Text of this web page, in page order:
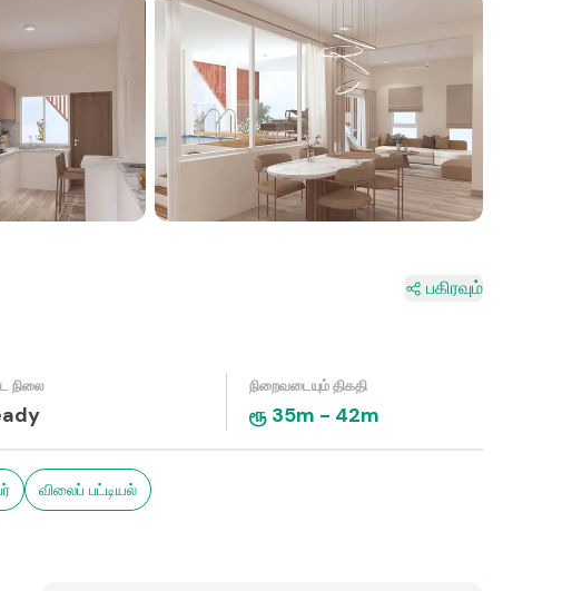
பகிரவும்
நிலை நிறைவடையும் திகதி
ரூ 35m - 42m
விலைப் பட்டியல்